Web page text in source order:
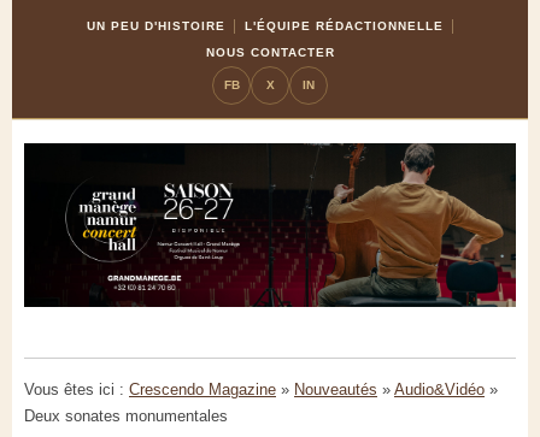
UN PEU D'HISTOIRE
L'ÉQUIPE RÉDACTIONNELLE
NOUS CONTACTER
FB X IN
Vous êtes ici : Crescendo Magazine » Nouveautés » Audio&Vidéo »
Deux sonates monumentales